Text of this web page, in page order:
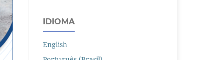
IDIOMA
English